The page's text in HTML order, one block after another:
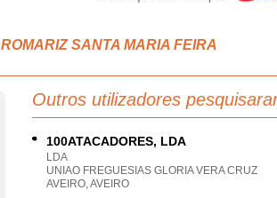
SANTA MARIA FEIRA
Outros utilizadores
100ATACADORES, LDA
LDA
UNIAO FREGUESIAS GLORIA VERA CRUZ
AVEIRO, AVEIRO